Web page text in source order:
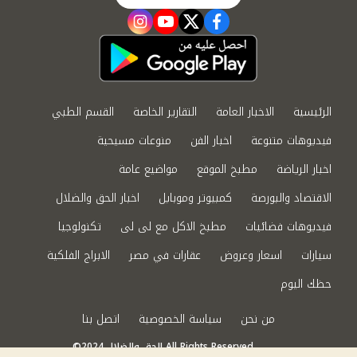
facebook
twitter
youtube
instagram
الرئيسية الاخبار العامة التقارير الخاصة
القسم الطبي
فيديوهات متنوعة
اخبار الفن
منوعات مسيحية
اخبار الرياضة
مطبخ الموقع
مواضيع عامة
الاقتصاد والبورصة
كمبيوتر وموبايل
اخبار الحق والضلال
فيديوهات فضائيات
مطبخ الاكل مع لى لى
تكنولوجيا
سيارات
اسعار وعروض عقارات في مصر
الابراج الفلكية
حظك اليوم
من نحن
سياسة الخصوصية اتصل بنا
©2024 الحق والضلال All Rights Reserved.